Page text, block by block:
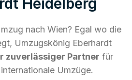
nach Wien? Egal wo die
Umzugskönig Eberhardt
zuverlässiger Partner für
Umzüge.